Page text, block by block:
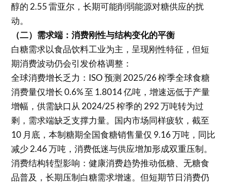
醇的 2.55 雷亚尔，长期可能削弱能源对糖供应的扰
动。
（二）需求端：消费刚性与结构变化的平衡
白糖需求以食品饮料工业为主，呈现刚性特征，但短
期消费波动仍会引发价格调整：
全球消费增长乏力：ISO 预测 2025/26 榨季全球食糖
消费量仅增长 0.6% 至 1.8014 亿吨，增速远低于产量
增幅，供需缺口从 2024/25 榨季的 292 万吨转为过
剩，需求端缺乏支撑力量。国内市场同样疲软，截至
10 月底，本制糖期全国食糖销售量仅 9.16 万吨，同比
减少 2.46 万吨，消费低迷与供应增加形成双重压制。
消费结构转型影响：健康消费趋势推动低糖、无糖食
品普及，长期压制白糖需求增速。但短期节日消费仍